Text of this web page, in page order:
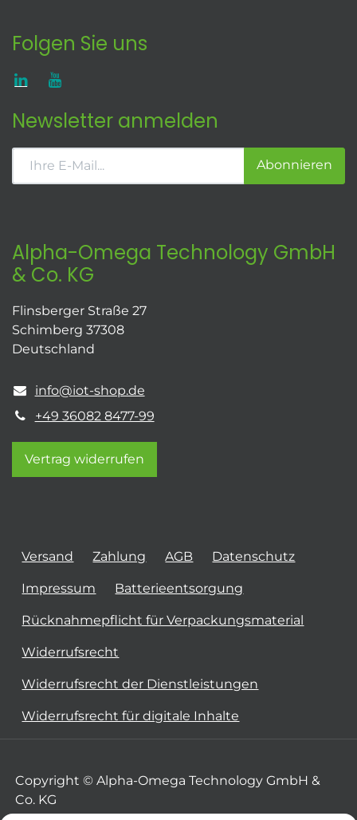
Folgen Sie uns
Newsletter anmelden
Abonnieren
Alpha-Omega Technology GmbH
& Co. KG
Flinsberger Straße 27
Schimberg 37308
Deutschland
info@iot-shop.de
+49 36082 8477-99
Vertrag widerrufen
Versand Zahlung AGB Datenschutz
Impressum Batterieentsorgung
Rücknahmepflicht für Verpackungsmaterial
Widerrufsrecht
Widerrufsrecht der Dienstleistungen
Widerrufsrecht für digitale Inhalte
Copyright © Alpha-Omega Technology GmbH &
Co. KG